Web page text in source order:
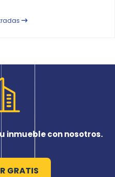
inmueble con nosotros.
GRATIS